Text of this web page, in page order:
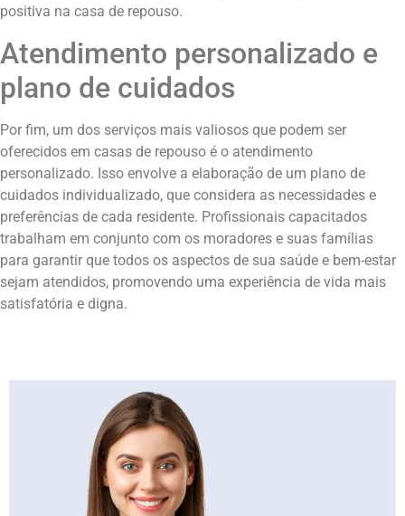
positiva na casa de repouso.
Atendimento personalizado e
plano de cuidados
Por fim, um dos serviços mais valiosos que podem ser
oferecidos em casas de repouso é o atendimento
personalizado. Isso envolve a elaboração de um plano de
cuidados individualizado, que considera as necessidades e
preferências de cada residente. Profissionais capacitados
trabalham em conjunto com os moradores e suas famílias
para garantir que todos os aspectos de sua saúde e bem-estar
sejam atendidos, promovendo uma experiência de vida mais
satisfatória e digna.